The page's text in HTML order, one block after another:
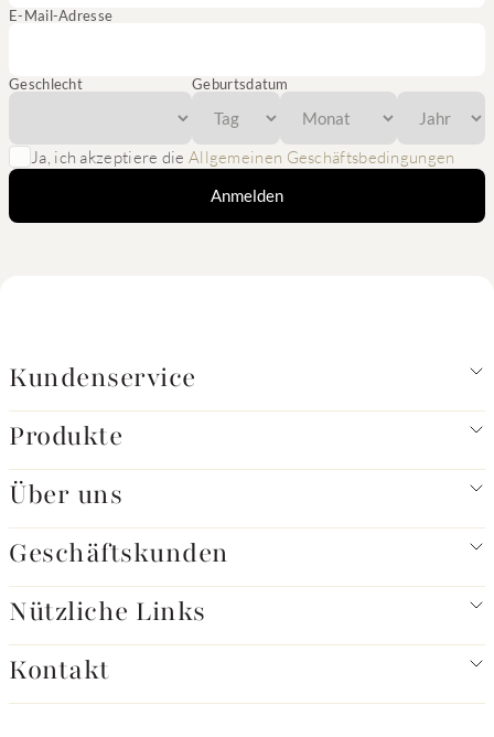
E-Mail-Adresse
Geschlecht Geburtsdatum
Ja, ich akzeptiere die Allgemeinen Geschäftsbedingungen
Anmelden
Kundenservice
Produkte
Über uns
Geschäftskunden
Nützliche Links
Kontakt